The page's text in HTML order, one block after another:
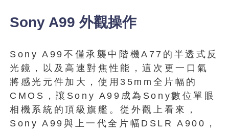
Sony A99 外觀操作
Sony A99不僅承襲中階機A77的半透式反
光鏡，以及高速對焦性能，這次更一口氣
將感光元件加大，使用35mm全片幅的
CMOS，讓Sony A99成為Sony數位單眼
相機系統的頂級旗艦。從外觀上看來，
Sony A99與上一代全片幅DSLR A900，